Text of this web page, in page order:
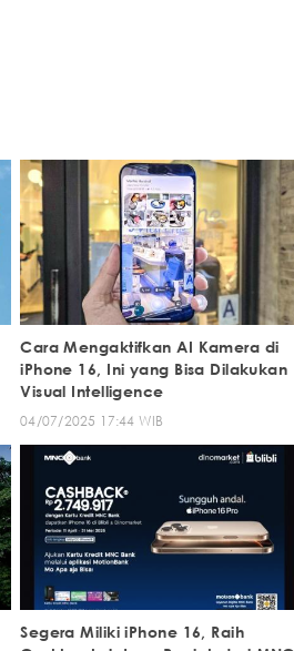
Cara Mengaktifkan AI Kamera di
iPhone 16, Ini yang Bisa Dilakukan
Visual Intelligence
04/07/2025 17:44 WIB
Segera Miliki iPhone 16, Raih